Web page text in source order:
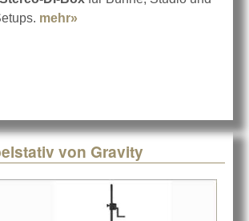
mehr»
von Gravity